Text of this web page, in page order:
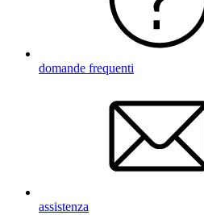
domande frequenti
assistenza